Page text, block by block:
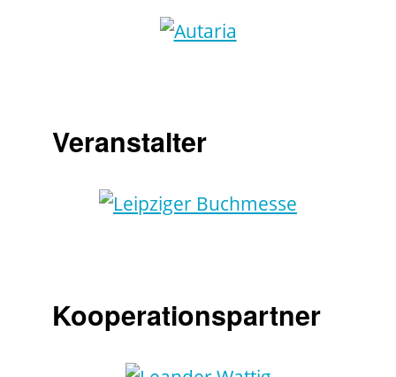
Veranstalter
Kooperationspartner